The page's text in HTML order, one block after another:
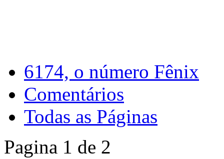
6174, o número Fênix
Comentários
Todas as Páginas
Pagina 1 de 2